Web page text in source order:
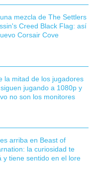
mezcla de The Settlers
Creed Black Flag: así
Corsair Cove
la mitad de los jugadores
jugando a 1080p y
no son los monitores
arriba en Beast of
la curiosidad te
y tiene sentido en el lore